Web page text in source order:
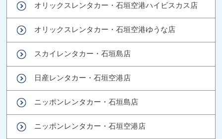
オリックスレンタカー・石垣空港ハイビスカス店
オリックスレンタカー・石垣空港ゆうな店
スカイレンタカー・石垣島店
日産レンタカー・石垣空港店
ニッポンレンタカー・石垣島店
ニッポンレンタカー・石垣空港店